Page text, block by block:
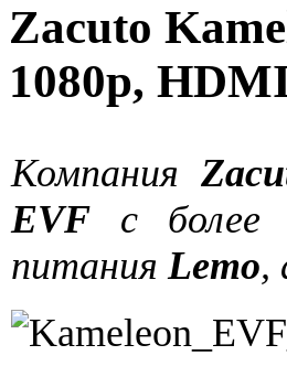
Zacuto
1080p,
Компания
EVF с более
питанияLemo,